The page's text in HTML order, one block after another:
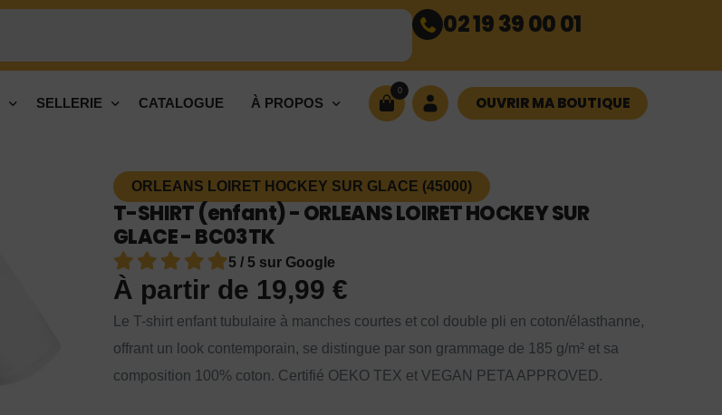
02 19 39 00 01
SELLERIE CATALOGUE À PROPOS
0
OUVRIR MA BOUTIQUE
ORLEANS LOIRET HOCKEY SUR GLACE (45000)
T-SHIRT (enfant) - ORLEANS LOIRET HOCKEY SUR
GLACE - BC03TK
5 / 5 sur Google
À partir de 19,99 €
Le T-shirt enfant tubulaire à manches courtes et col double pli en coton/élasthanne,
offrant un look contemporain, se distingue par son grammage de 185 g/m² et sa
composition 100% coton. Certifié OEKO TEX et VEGAN PETA APPROVED.